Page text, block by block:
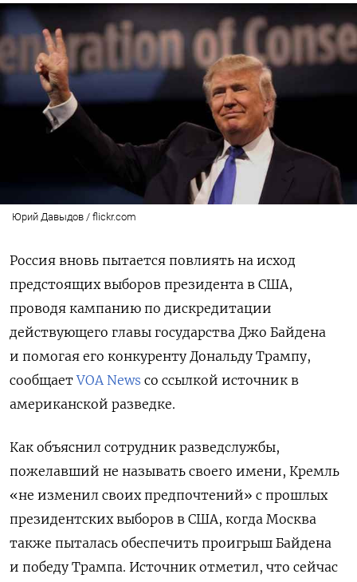
Юрий Давыдов / flickr.com
Россия вновь пытается повлиять на исход
предстоящих выборов президента в США,
проводя кампанию по дискредитации
действующего главы государства Джо Байдена
и помогая его конкуренту Дональду Трампу,
сообщаетVOA News со ссылкой источник в
американской разведке.
Как объяснил сотрудник разведслужбы,
пожелавший не называть своего имени, Кремль
«не изменил своих предпочтений» с прошлых
президентских выборов в США, когда Москва
также пыталась обеспечить проигрыш Байдена
и победу Трампа. Источник отметил, что сейчас